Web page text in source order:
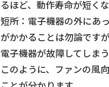
るほど、動作寿命が短く
短所：電子機器の外にあ
がかかることは勿論です
電子機器が故障してしま
このように、ファンの風